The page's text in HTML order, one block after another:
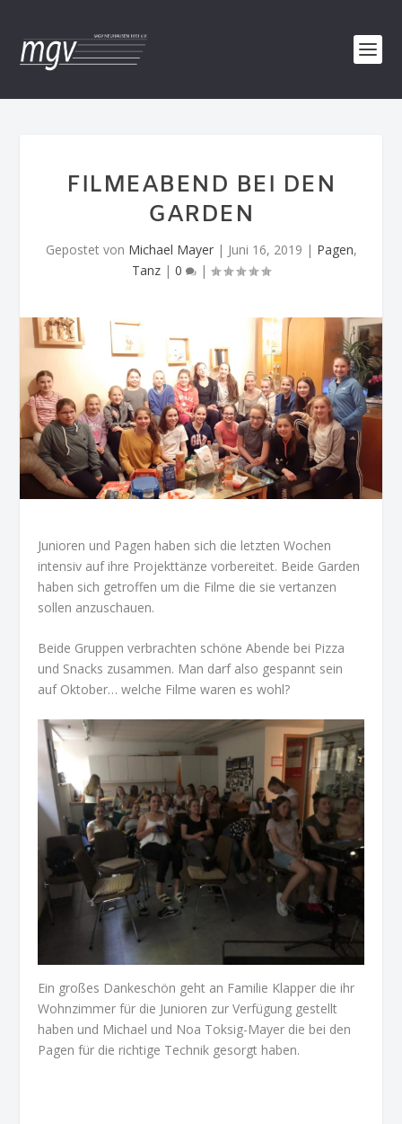
FILMEABEND BEI DEN
GARDEN
Gepostet von Michael Mayer| Juni 16, 2019 | Pagen,
Tanz | 0 |
Junioren und Pagen haben sich die letzten Wochen
intensiv auf ihre Projekttänze vorbereitet. Beide Garden
haben sich getroffen um die Filme die sie vertanzen
sollen anzuschauen.
Beide Gruppen verbrachten schöne Abende bei Pizza
und Snacks zusammen. Man darf also gespannt sein
auf Oktober… welche Filme waren es wohl?
Ein großes Dankeschön geht an Familie Klapper die ihr
Wohnzimmer für die Junioren zur Verfügung gestellt
haben und Michael und Noa Toksig-Mayer die bei den
Pagen für die richtige Technik gesorgt haben.